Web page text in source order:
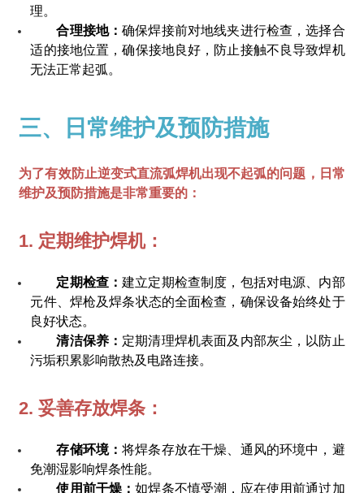
理。
合理接地：确保焊接前对地线夹进行检查，选择合
适的接地位置，确保接地良好，防止接触不良导致焊机
无法正常起弧。
三、日常维护及预防措施
为了有效防止逆变式直流弧焊机出现不起弧的问题，日常
维护及预防措施是非常重要的：
1. 定期维护焊机：
定期检查：建立定期检查制度，包括对电源、内部
元件、焊枪及焊条状态的全面检查，确保设备始终处于
良好状态。
清洁保养： 定期清理焊机表面及内部灰尘，以防止
污垢积累影响散热及电路连接。
2. 妥善存放焊条：
存储环境：将焊条存放在干燥、通风的环境中，避
免潮湿影响焊条性能。
使用前干燥：如焊条不慎受潮，应在使用前通过加